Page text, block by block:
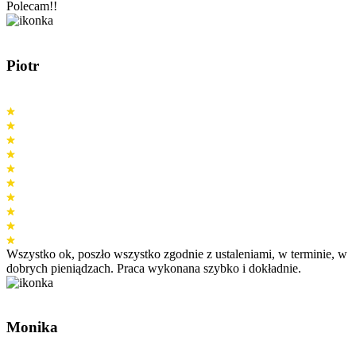
Polecam!!
Piotr
Wszystko ok, poszło wszystko zgodnie z ustaleniami, w terminie, w
dobrych pieniądzach. Praca wykonana szybko i dokładnie.
Monika